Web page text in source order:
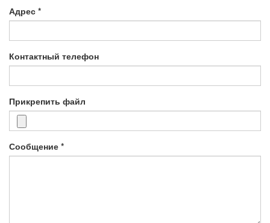
Адрес *
Контактный телефон
Прикрепить файл
Сообщение *